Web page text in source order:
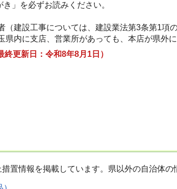
」を必ずお読みください。
（建設工事については、建設業法第3条第1項
内に支店、営業所があっても、本店が県外
終更新日：令和8年8月1日）
置情報を掲載しています。県以外の自治体の